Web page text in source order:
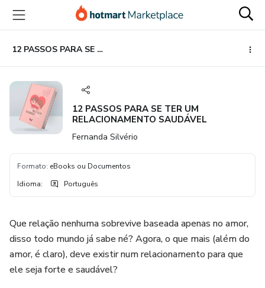
para
conteúdo
principal
para
pagamento
para
rodapé
12 PASSOS PARA SE TER UM RELACIONAMENTO SAUDÁVEL
12 PASSOS PARA SE TER UM
RELACIONAMENTO SAUDÁVEL
Fernanda Silvério
Formato: eBooks ou Documentos
Idioma: Português
Que relação nenhuma sobrevive baseada apenas no amor,
disso todo mundo já sabe né? Agora, o que mais (além do
amor, é claro), deve existir num relacionamento para que
ele seja forte e saudável?